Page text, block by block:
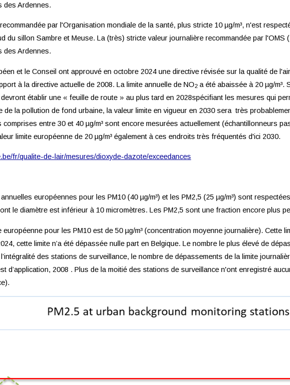
des Ardennes.
par l'Organisation mondiale de la santé, plus stricte 10 µg/m³, n'est
du sillon Sambre et Meuse. La (très) stricte valeur journalière recommandée par
des Ardennes.
et le Conseil ont approuvé en octobre 2024 une directive révisée sur la qualité de
à la directive actuelle de 2008. La limite annuelle de NO2 a été abaissée à 20 µg/m³.
devront établir une « feuille de route » au plus tard en 2028spécifiant les mesures qui
de la pollution de fond urbaine, la valeur limite en vigueur en 2030 sera très
comprises entre 30 et 40 µg/m³ sont encore mesurées actuellement (échantillonneurs
limite européenne de 20 µg/m³ également à ces endroits très fréquentés d'ici 2030.
fr/qualite-de-lair/mesures/dioxyde-dazote/exceedances
européennes pour les PM10 (40 µg/m³) et les PM2,5 (25 µg/m³) sont
le diamètre est inférieur à 10 micromètres. Les PM2,5 sont une fraction encore plus
européenne pour les PM10 est de 50 µg/m³ (concentration moyenne journalière). Cette
cette limite n’a été dépassée nulle part en Belgique. Le nombre le plus élevé de
des stations de surveillance, le nombre de dépassements de la limite
d’application, 2008 . Plus de la moitié des stations de surveillance n'ont enregistré